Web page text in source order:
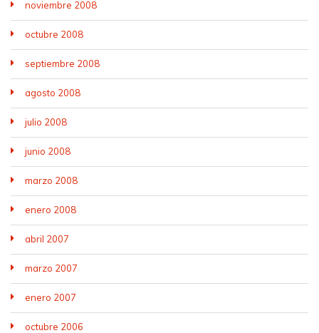
noviembre 2008
octubre 2008
septiembre 2008
agosto 2008
julio 2008
junio 2008
marzo 2008
enero 2008
abril 2007
marzo 2007
enero 2007
octubre 2006